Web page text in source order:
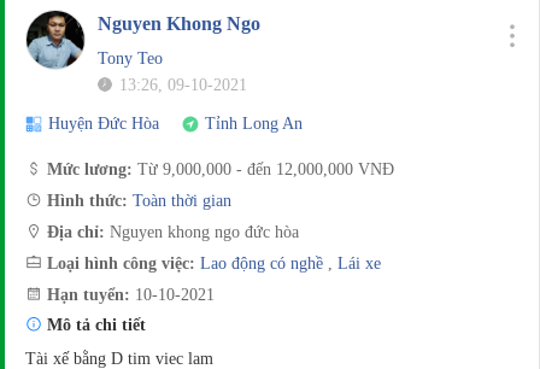
Nguyen Khong Ngo
Tony Teo
13:26, 09-10-2021
Huyện Đức Hòa Tỉnh Long An
Mức lương: Từ 9,000,000 - đến 12,000,000 VNĐ
Hình thức: Toàn thời gian
Địa chỉ: Nguyen khong ngo đức hòa
Loại hình công việc: Lao động có nghề
Lái xe
Hạn tuyển: 10-10-2021
Mô tả chi tiết
Tài xế bằng D tim viec lam